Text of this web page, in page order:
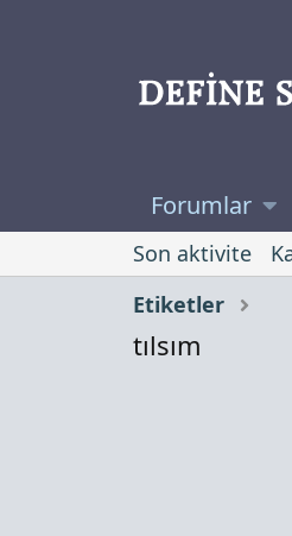
Forumlar
Son aktivite
Etiketler
tılsım